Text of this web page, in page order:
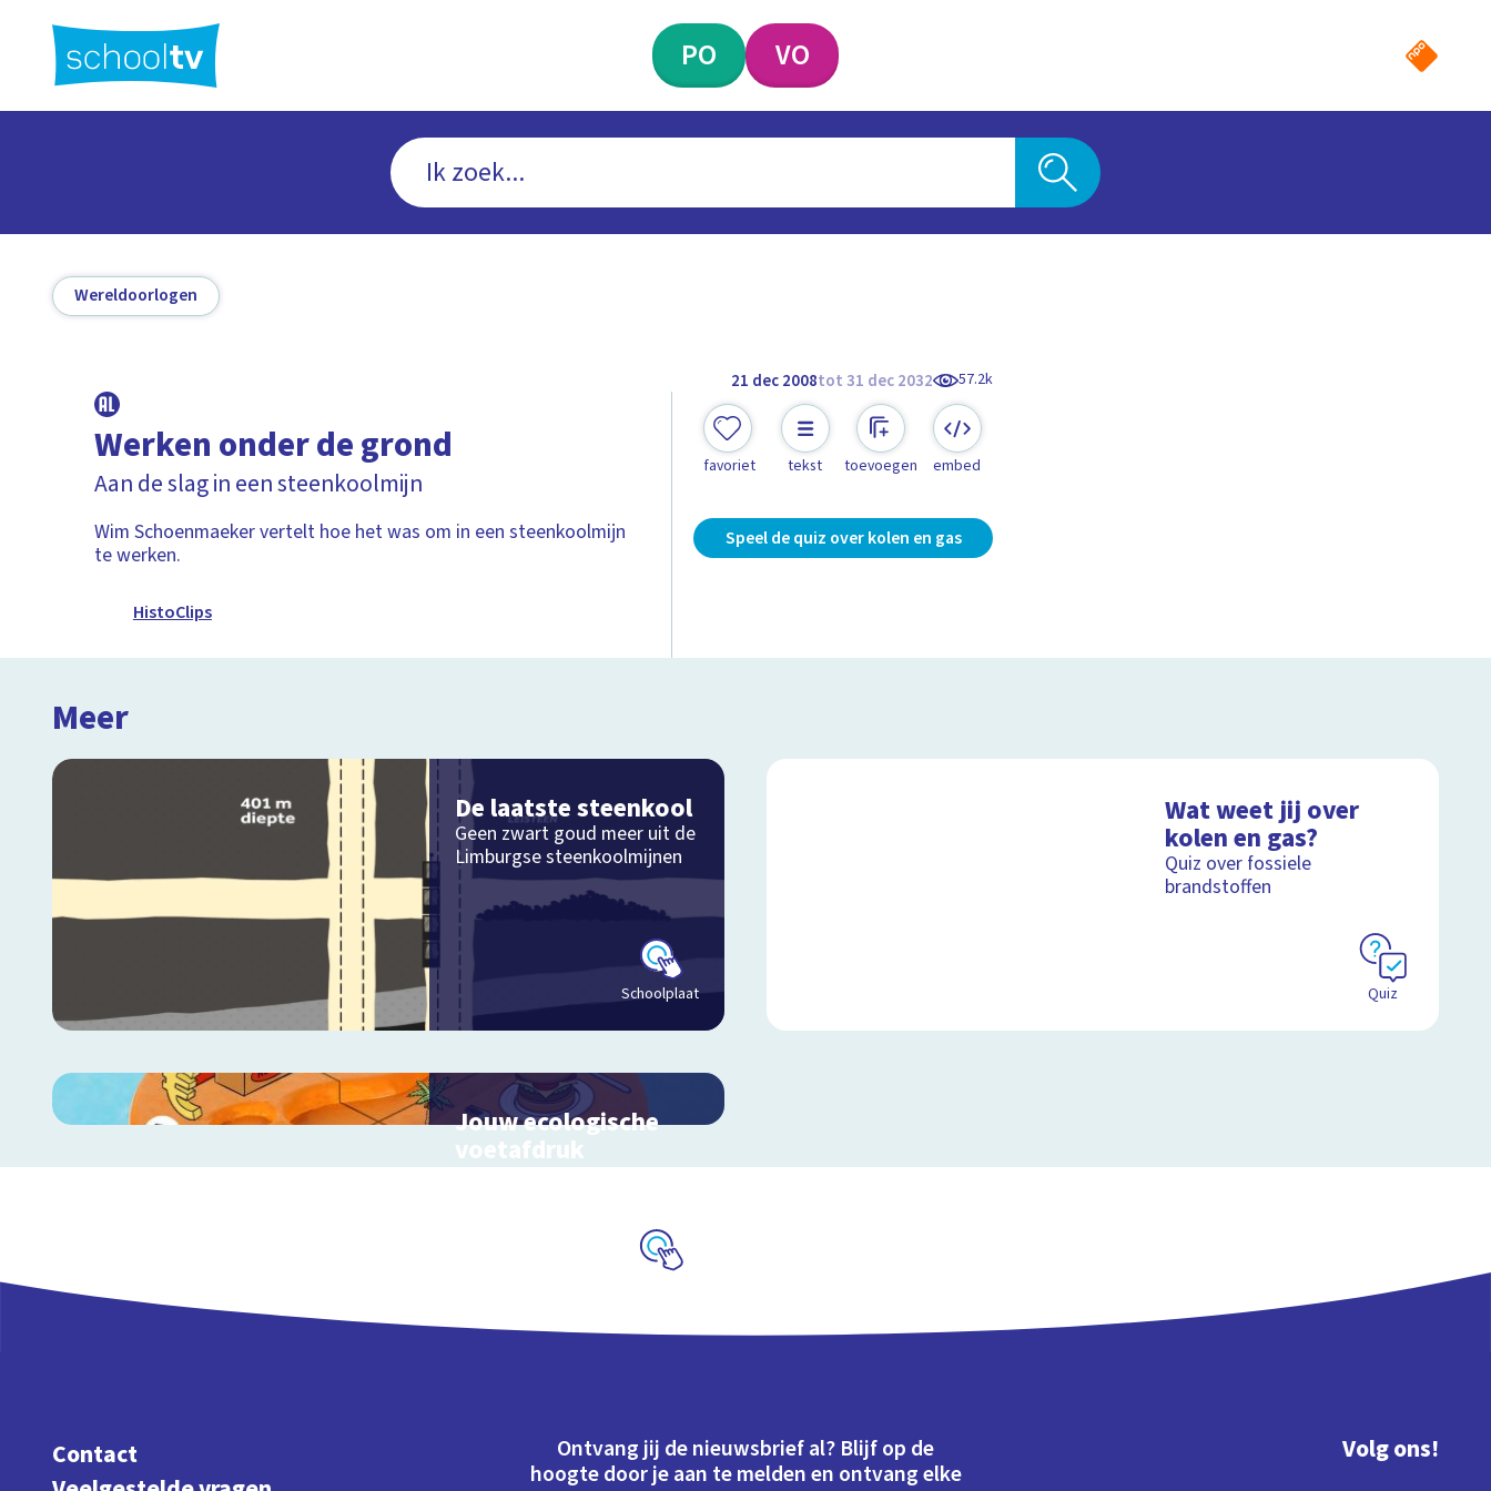
hoofdinhoud
PO VO
Wereldoorlogen
21 dec 2008tot 31 dec 2032 57.2k
Werken onder de grond
Aan de slag in een steenkoolmijn
Wim Schoenmaeker vertelt hoe het was om in een steenkoolmijn
te werken.
HistoClips
favoriet tekst toevoegen embed
Speel de quiz over kolen en gas
Meer
De laatste steenkool
Geen zwart goud meer uit de
Limburgse steenkoolmijnen
Schoolplaat
Wat weet jij over
kolen en gas?
Quiz over fossiele
brandstoffen
Quiz
Jouw ecologische
voetafdruk
Ontdek hoe jouw levensstijl
Contact
Ontvang jij de nieuwsbrief al? Blijf op de
hoogte door je aan te melden en ontvang elke
Volg ons!